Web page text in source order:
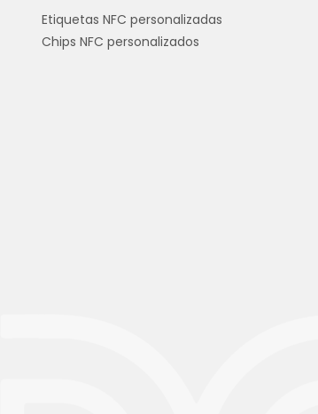
Etiquetas NFC personalizadas
Chips NFC personalizados